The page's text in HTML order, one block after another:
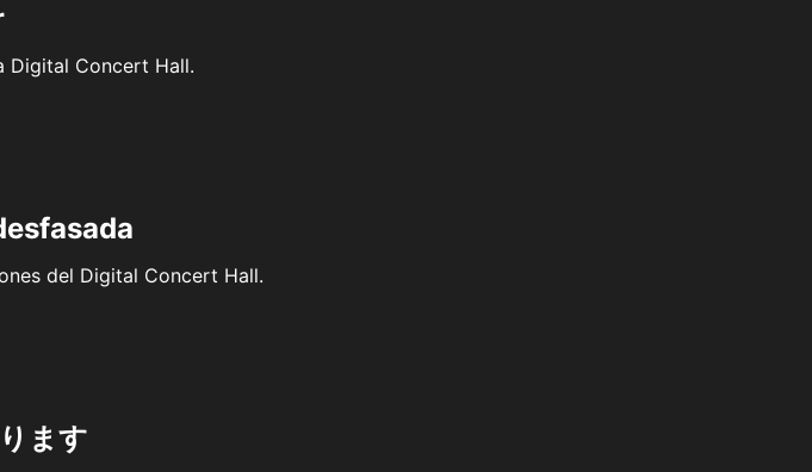
Digital Concert Hall.
del Digital Concert Hall.
ます